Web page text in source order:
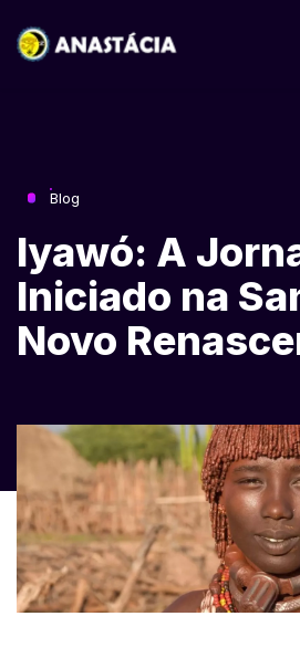
Blog
Iyawó: A
Iniciado na
Novo